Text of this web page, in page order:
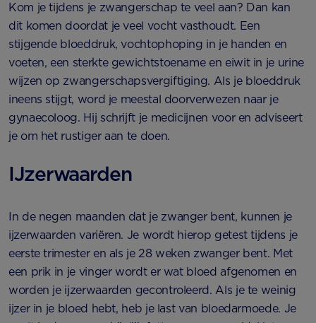
Kom je tijdens je zwangerschap te veel aan? Dan kan
dit komen doordat je veel vocht vasthoudt. Een
stijgende bloeddruk, vochtophoping in je handen en
voeten, een sterkte gewichtstoename en eiwit in je urine
wijzen op zwangerschapsvergiftiging. Als je bloeddruk
ineens stijgt, word je meestal doorverwezen naar je
gynaecoloog. Hij schrijft je medicijnen voor en adviseert
je om het rustiger aan te doen.
IJzerwaarden
In de negen maanden dat je zwanger bent, kunnen je
ijzerwaarden variëren. Je wordt hierop getest tijdens je
eerste trimester en als je 28 weken zwanger bent. Met
een prik in je vinger wordt er wat bloed afgenomen en
worden je ijzerwaarden gecontroleerd. Als je te weinig
ijzer in je bloed hebt, heb je last van bloedarmoede. Je